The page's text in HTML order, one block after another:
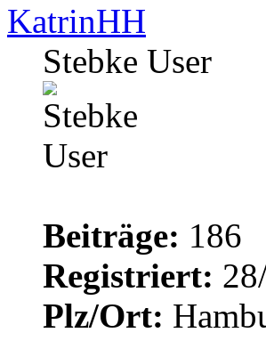
KatrinHH
Stebke User
Beiträge: 186
Registriert:
Plz/Ort: